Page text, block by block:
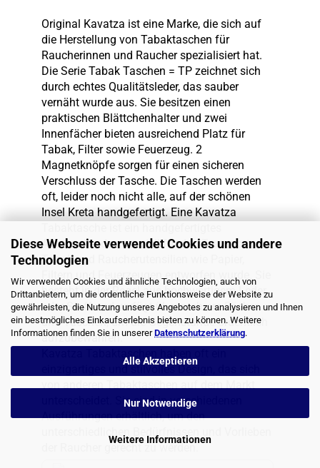
Diese Webseite verwendet Cookies und andere
Technologien
Wir verwenden Cookies und ähnliche Technologien, auch von
Drittanbietern, um die ordentliche Funktionsweise der Website zu
gewährleisten, die Nutzung unseres Angebotes zu analysieren und Ihnen
ein bestmögliches Einkaufserlebnis bieten zu können. Weitere
Informationen finden Sie in unsererDatenschutzerklärung.
Alle Akzeptieren
Nur Notwendige
Weitere Informationen
Original Kavatza ist eine Marke, die sich auf
die Herstellung von Tabaktaschen für
Raucherinnen und Raucher spezialisiert hat.
Die Serie Tabak Taschen = TP zeichnet sich
durch echtes Qualitätsleder, das sauber
vernäht wurde aus. Sie besitzen einen
praktischen Blättchenhalter und zwei
Innenfächer bieten ausreichend Platz für
Tabak, Filter sowie Feuerzeug. 2
Magnetknöpfe sorgen für einen sicheren
Verschluss der Tasche. Die Taschen werden
oft, leider noch nicht alle, auf der schönen
Insel Kreta handgefertigt. Eine Kavatza
Accessoire, das speziell für den Transport von
Tabak und Raucherutensilien wie Papier,
Filtern und Feuerzeugen entworfen wurde. Sie
besteht in der Regel aus hochwertigem Leder
oder Stoff und verfügt über mehrere Fächer
und Taschen, um die Gegenstände ordentlich
aufzubewahren.
Kavatza Tabaktaschen haben oft ein
einzigartiges und stilvolles Design, das sich
von anderen Tabaktaschen auf dem Markt
unterscheidet. Sie sind in verschiedenen
Ausführungen erhältlich, um den
unterschiedlichen Bedürfnissen und Vorlieben
der Raucher gerecht zu werden.